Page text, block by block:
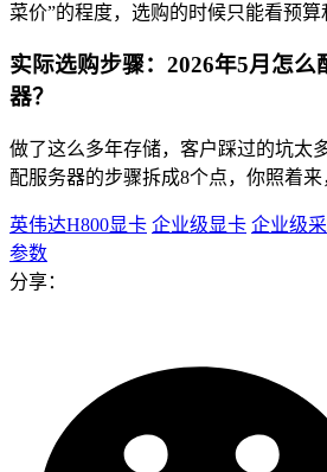
菜价”的程度，选购的时候只能看预算
实际选购步骤：2026年5月怎么
器？
做了这么多年存储，客户踩过的坑太
配服务器的步骤拆成8个点，你照着来
英伟达H800显卡 企业级显卡 企业级
参数
分享：